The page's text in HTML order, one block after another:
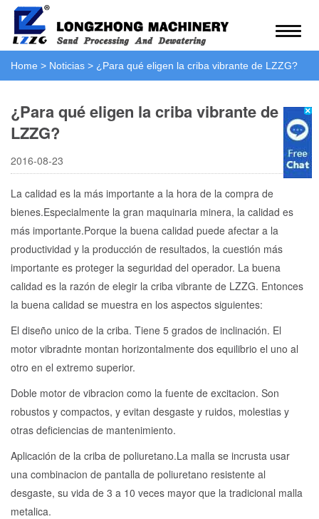
Home > Noticias > ¿Para qué eligen la criba vibrante de LZZG?
¿Para qué eligen la criba vibrante de
LZZG?
2016-08-23
La calidad es la más importante a la hora de la compra de
bienes.Especialmente la gran maquinaria minera, la calidad es
más importante.Porque la buena calidad puede afectar a la
productividad y la producción de resultados, la cuestión más
importante es proteger la seguridad del operador. La buena
calidad es la razón de elegir la criba vibrante de LZZG. Entonces
la buena calidad se muestra en los aspectos siguientes:
El diseño unico de la criba. Tiene 5 grados de inclinación. El
motor vibradnte montan horizontalmente dos equilibrio el uno al
otro en el extremo superior.
Doble motor de vibracion como la fuente de excitacion. Son
robustos y compactos, y evitan desgaste y ruidos, molestias y
otras deficiencias de mantenimiento.
Aplicación de la criba de poliuretano.La malla se incrusta usar
una combinacion de pantalla de poliuretano resistente al
desgaste, su vida de 3 a 10 veces mayor que la tradicional malla
metalica.